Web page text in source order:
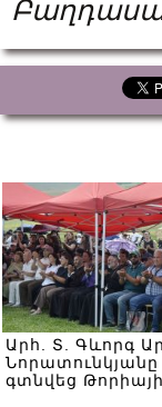
Արհ. Տ. Գևորգ
գտնվեց